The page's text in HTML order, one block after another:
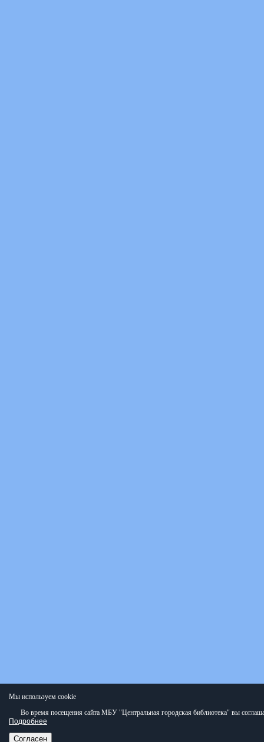
Мы используем cookie
Во время посещения сайта МБУ "Центральная городская библиотека" вы
Подробнее
Согласен